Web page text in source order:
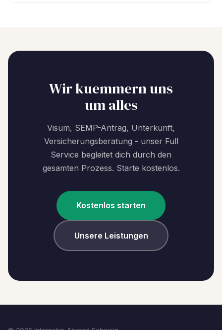
Wir kuemmern uns
um alles
Visum, SEMP-Antrag, Unterkunft,
Versicherungsberatung - unser Full
Service begleitet dich durch den
gesamten Prozess. Starte kostenlos.
Kostenlos starten
Unsere Leistungen